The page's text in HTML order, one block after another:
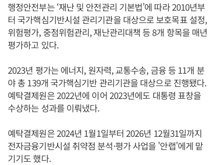
행정안전부는 ‘재난 및 안전관리 기본법’에 따라 2010년부
터 국가핵심기반시설 관리기관을 대상으로 보호목표 설정,
위험평가, 중점위험관리, 재난관리대책 등 8개 항목을 매년
평가하고 있다.
2023년 평가는 에너지, 원자력, 교통수송, 금융 등 11개 분
야 총 139개 국가핵심기반 관리기관을 대상으로 진행됐다.
예탁결제원은 2022년에 이어 2023년에도 대통령 표창을
수상하는 성과를 이뤄냈다.
예탁결제원은 2024년 1월1일부터 2026년 12월31일까지
전자금융기반시설 취약점 분석·평가 사업을 '안랩'에게 맡
기기도 했다.